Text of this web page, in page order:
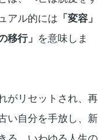
アル的には 「変容」
移行」 を意味しま
がリセットされ、再
い自分を手放し、新